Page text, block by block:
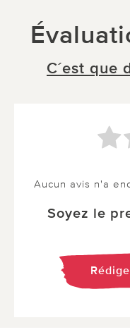
C´est que
Aucun avis n'a
Soyez le